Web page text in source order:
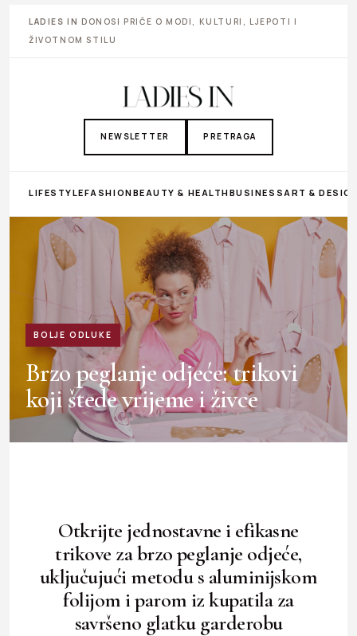
LADIES IN DONOSI PRIČE O MODI, KULTURI, LJEPOTI I
ŽIVOTNOM STILU
NEWSLETTER PRETRAGA
LIFESTYLEFASHIONBEAUTY & HEALTHBUSINESS ART &
BOLJE ODLUKE
Brzo peglanje odjeće: trikovi
koji štede vrijeme i živce
Otkrijte jednostavne i efikasne
trikove za brzo peglanje odjeće,
uključujući metodu s aluminijskom
folijom i parom iz kupatila za
savršeno glatku garderobu